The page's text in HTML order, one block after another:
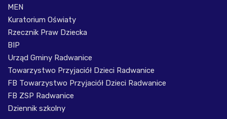
MEN
Kuratorium Oświaty
Rzecznik Praw Dziecka
BIP
Urząd Gminy Radwanice
Towarzystwo Przyjaciół Dzieci Radwanice
FB Towarzystwo Przyjaciół Dzieci Radwanice
FB ZSP Radwanice
Dziennik szkolny